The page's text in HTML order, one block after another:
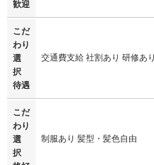
歓迎
こだ
わり
選
択
待遇
交通費支給 社割あり 研修あ
こだ
わり
選
択
制服あり 髪型・髪色自由